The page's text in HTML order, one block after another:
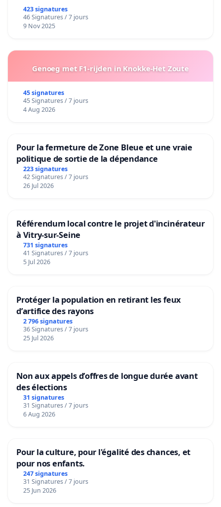
423 signatures
46 Signatures / 7 jours
9 Nov 2025
Genoeg met F1-rijden in Knokke-Het Zoute
45 signatures
45 Signatures / 7 jours
4 Aug 2026
Pour la fermeture de Zone Bleue et une vraie
politique de sortie de la dépendance
223 signatures
42 Signatures / 7 jours
26 Jul 2026
Référendum local contre le projet d'incinérateur
à Vitry-sur-Seine
731 signatures
41 Signatures / 7 jours
5 Jul 2026
Protéger la population en retirant les feux
d’artifice des rayons
2 796 signatures
36 Signatures / 7 jours
25 Jul 2026
Non aux appels d’offres de longue durée avant
des élections
31 signatures
31 Signatures / 7 jours
6 Aug 2026
Pour la culture, pour l'égalité des chances, et
pour nos enfants.
247 signatures
31 Signatures / 7 jours
25 Jun 2026